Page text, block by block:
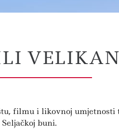
VELIKAN
filmu i likovnoj umjetnosti
buni.